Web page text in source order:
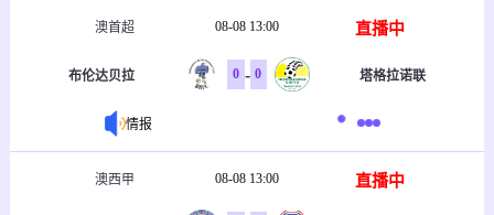
澳首超 08-08 13:00 直播中
布伦达贝拉 0 - 0 塔格拉诺联
情报
澳西甲 08-08 13:00 直播中